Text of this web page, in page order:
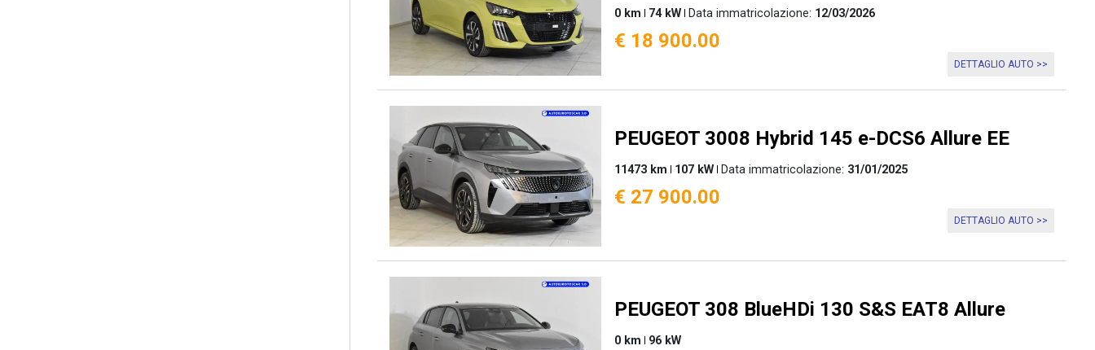
0 km 74 kW Data immatricolazione: 12/03/2026
€ 18 900.00
DETTAGLIO AUTO >>
PEUGEOT 3008 Hybrid 145 e-DCS6 Allure EE
11473 km 107 kW Data immatricolazione: 31/01/2025
€ 27 900.00
DETTAGLIO AUTO >>
PEUGEOT 308 BlueHDi 130 S&S EAT8 Allure
0 km 96 kW